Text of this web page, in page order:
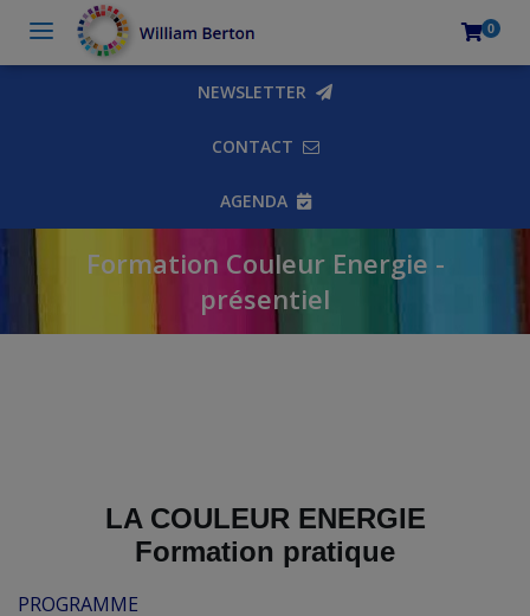
0
NEWSLETTER
CONTACT
AGENDA
Formation Couleur Energie -
présentiel
LA COULEUR ENERGIE
Formation pratique
PROGRAMME